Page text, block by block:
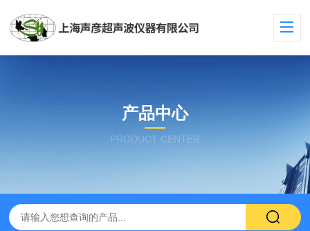
产品中心
PRODUCT CENTER